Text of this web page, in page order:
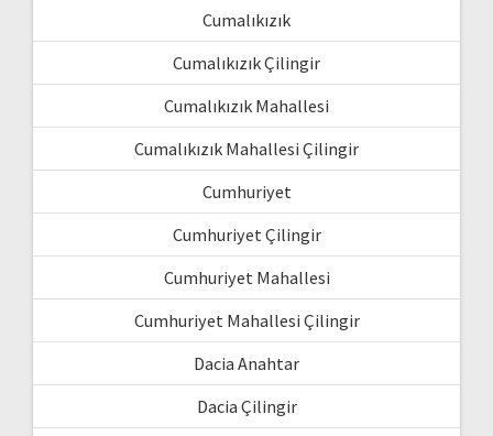
Cumalıkızık
Cumalıkızık Çilingir
Cumalıkızık Mahallesi
Cumalıkızık Mahallesi Çilingir
Cumhuriyet
Cumhuriyet Çilingir
Cumhuriyet Mahallesi
Cumhuriyet Mahallesi Çilingir
Dacia Anahtar
Dacia Çilingir